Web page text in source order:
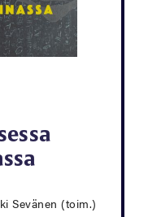
Sevänen (toim.)